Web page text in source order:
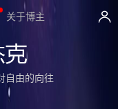
关于博主
由的向往